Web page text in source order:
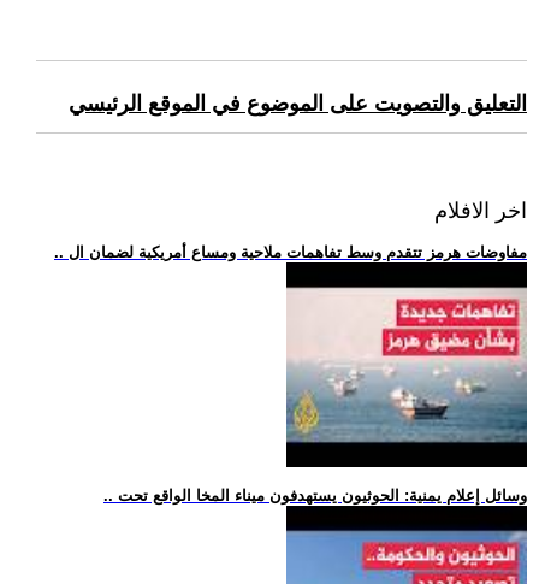
التعليق والتصويت على الموضوع في الموقع الرئيسي
اخر الافلام
.. مفاوضات هرمز تتقدم وسط تفاهمات ملاحية ومساع أمريكية لضمان ال
.. وسائل إعلام يمنية: الحوثيون يستهدفون ميناء المخا الواقع تحت